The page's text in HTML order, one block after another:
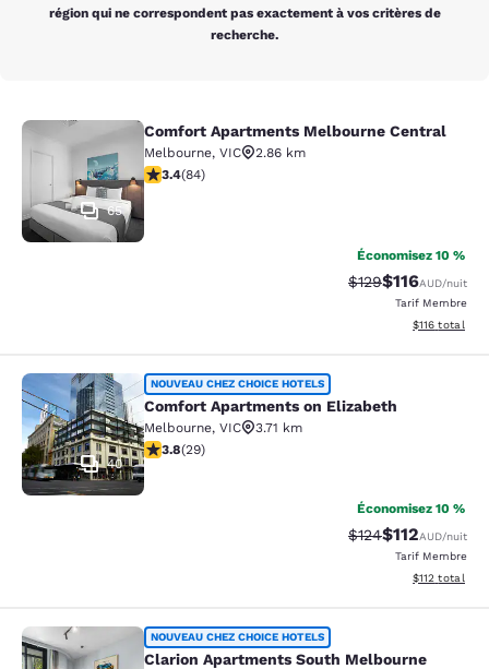
région qui ne correspondent pas exactement à vos critères de
recherche.
Comfort Apartments Melbourne
65
Comfort Apartments Melbourne Central
Melbourne, VIC
2.86 km
3.4 étoiles. Bien. 84 commentaires
3.4(84)
Économisez 10 %
Tarif barré :
$129Tarif réduit :
$116AUD/nuit
Tarif Membre
Afficher les
$116 total
Comfort Apartments on Elizabeth
40
NOUVEAU CHEZ CHOICE HOTELS
Comfort Apartments on Elizabeth
Melbourne, VIC
3.71 km
3.79 étoiles. Bien. 29 commentaires
3.8(29)
Économisez 10 %
Tarif barré :
$124Tarif réduit :
$112AUD/nuit
Tarif Membre
Afficher les
$112 total
Clarion Apartments South
NOUVEAU CHEZ CHOICE HOTELS
Clarion Apartments South Melbourne